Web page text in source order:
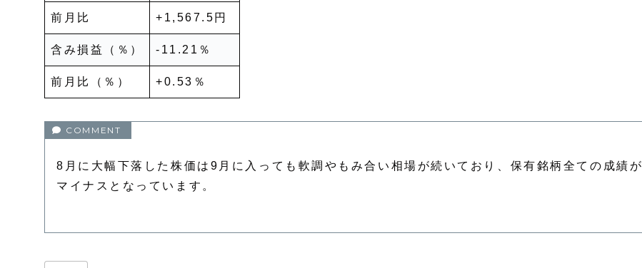
前月比 +1,567.5円
含み損益（％） -11.21％
前月比（％） +0.53％
8月に大幅下落した株価は9月に入っても軟調やもみ合い相場が続いており、保有銘柄全ての成績が
マイナスとなっています。